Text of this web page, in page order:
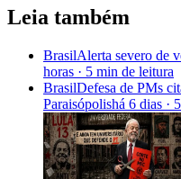
Leia também
BrasilAlerta severo de
horas · 5 min de leitura
BrasilDefesa de PMs
Paraisópolishá 6 dias ·